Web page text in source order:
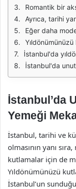
Romantik bir akşam yemeği için tercih edilebilecek en iyi mekanlardan biri, Boğaziçi'nde yer alan restoranlardır. Bu mekanlar,
Ayrıca, tarihi yarımadada yer alan restoranlar da oldukça ilgi çekicidir. Bu mekanlar, İstanbul'un tarihine
Eğer daha modern ve şık bir atmosfer arayışındaysanız, İstanbul'un lüks otellerinde yer alan restoranlar da
Yıldönümünüzü kutlamak için seçtiğiniz mekanın yanı sıra, atmosferin de önemli olduğunu unutmamalısınız.
İstanbul'da yıldönümü yemeği için birçok farklı seçenek mevcut. İster boğaz manzaralı bir restoran, ister tarihi bir
İstanbul'da unutulmaz bir yıldönümü yemeği için birbirinden farklı mekan seçenekleri mevcut. Boğaz
İstanbul’da
Yemeği
İstanbul, tarihi ve
olmasının yanı
kutlamalar için de
Yıldönümünüzü
İstanbul’un